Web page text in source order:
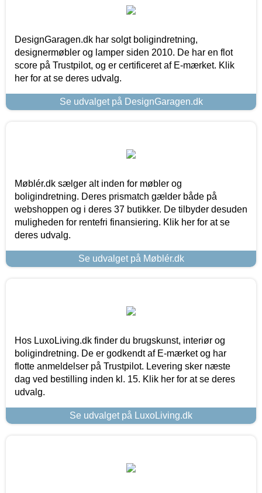
DesignGaragen.dk har solgt boligindretning,
designermøbler og lamper siden 2010. De har en flot
score på Trustpilot, og er certificeret af E-mærket. Klik
her for at se deres udvalg.
Se udvalget på DesignGaragen.dk
Møblér.dk sælger alt inden for møbler og
boligindretning. Deres prismatch gælder både på
webshoppen og i deres 37 butikker. De tilbyder desuden
muligheden for rentefri finansiering. Klik her for at se
deres udvalg.
Se udvalget på Møblér.dk
Hos LuxoLiving.dk finder du brugskunst, interiør og
boligindretning. De er godkendt af E-mærket og har
flotte anmeldelser på Trustpilot. Levering sker næste
dag ved bestilling inden kl. 15. Klik her for at se deres
udvalg.
Se udvalget på LuxoLiving.dk